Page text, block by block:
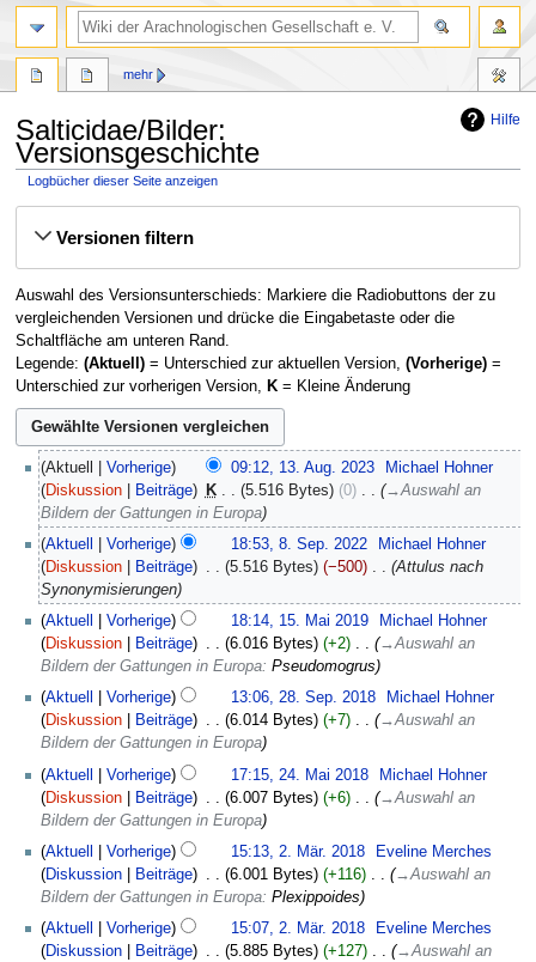
Hilfe
Salticidae/Bilder:
Versionsgeschichte
Logbücher dieser Seite anzeigen
Navigation
SucheVersionen filtern
Auswahl des Versionsunterschieds: Markiere die Radiobuttons der zu
vergleichenden Versionen und drücke die Eingabetaste oder die
Schaltfläche am unteren Rand.
Legende: (Aktuell)= Unterschied zur aktuellen Version, (Vorherige)=
Unterschied zur vorherigen Version, K= Kleine Änderung
August
2023
Aktuell Vorherige 09:12, 13. Aug. 2023
Michael Hohner
Diskussion
Beiträge K 5.516 Bytes 0 ‎ →Auswahl an
Bildern der Gattungen in Europa
September
2022
Aktuell Vorherige 18:53, 8. Sep. 2022
Michael Hohner
Diskussion
Beiträge 5.516 Bytes −500 ‎
Attulus nach
Synonymisierungen
15.
Mai
2019
Aktuell Vorherige 18:14, 15. Mai 2019
Michael Hohner
Diskussion
Beiträge 6.016 Bytes +2 ‎ →Auswahl an
Bildern der Gattungen in Europa: Pseudomogrus
28.
September
2018
Aktuell Vorherige 13:06, 28. Sep. 2018
Michael Hohner
Diskussion
Beiträge 6.014 Bytes +7 ‎ →Auswahl an
Bildern der Gattungen in Europa
Mai
2018
Aktuell Vorherige 17:15, 24. Mai 2018
Michael Hohner
Diskussion
Beiträge 6.007 Bytes +6 ‎ →Auswahl an
Bildern der Gattungen in Europa
März
2018
Aktuell Vorherige 15:13, 2. Mär. 2018
Eveline Merches
Diskussion
Beiträge 6.001 Bytes +116 ‎ →Auswahl an
Bildern der Gattungen in Europa: Plexippoides
Aktuell
Vorherige 15:07, 2. Mär. 2018
Eveline Merches
Diskussion
Beiträge 5.885 Bytes +127 ‎ →Auswahl an
mehr